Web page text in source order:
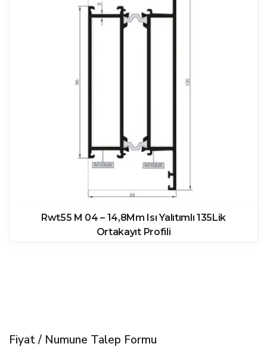
Rwt55 M 04 – 14,8Mm Isı Yalıtımlı 135Lik
Ortakayıt Profili
Fiyat / Numune Talep Formu